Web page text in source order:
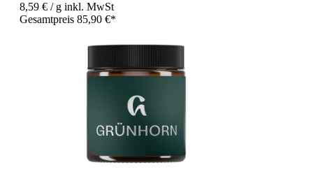
8,59 € / g inkl. MwSt
Gesamtpreis 85,90 €*